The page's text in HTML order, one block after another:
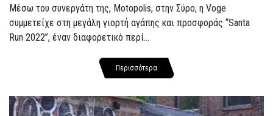
Μέσω του συνεργάτη της, Motopolis, στην Σύρο, η Voge
συμμετείχε στη μεγάλη γιορτή αγάπης και προσφοράς “Santa
Run 2022”, έναν διαφορετικό περί...
Περισσότερα